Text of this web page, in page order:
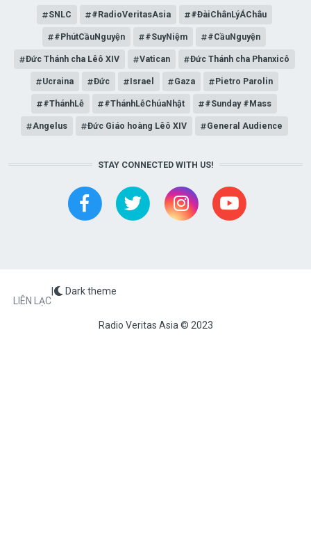
SNLC #RadioVeritasAsia #ĐàiChânLýÁChâu
#PhútCầuNguyện #SuyNiệm #CầuNguyện
Đức Thánh cha Lêô XIV Vatican Đức Thánh cha Phanxicô
Ucraina Đức Israel Gaza Pietro Parolin
#ThánhLễ #ThánhLễChúaNhật #Sunday #Mass
Angelus Đức Giáo hoàng Lêô XIV General Audience
STAY CONNECTED WITH US!
Radio Veritas Asia © 2023
FOOTER
LIÊN LẠC
Dark theme